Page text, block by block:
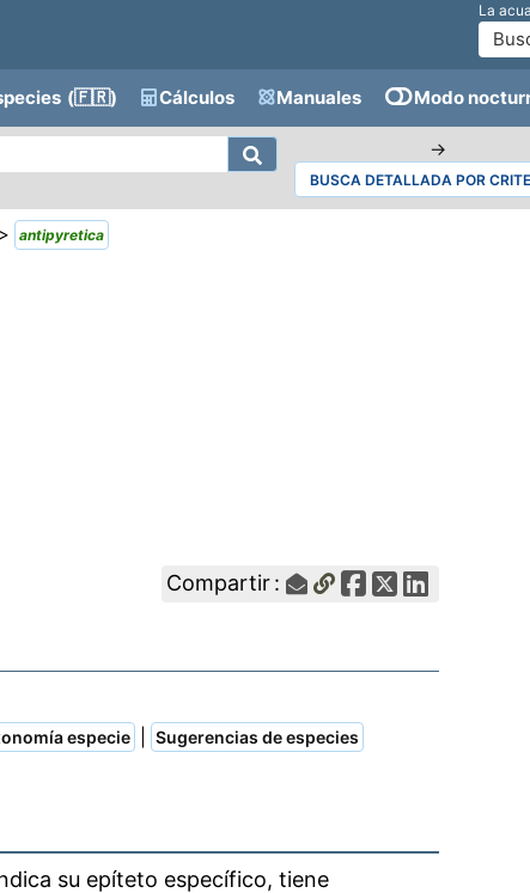
La
(🇫🇷) Cálculos Manuales Modo
→
BUSCA DETALLADA POR
> antipyretica
Compartir :
especie Sugerencias de especies
su epíteto específico, tiene